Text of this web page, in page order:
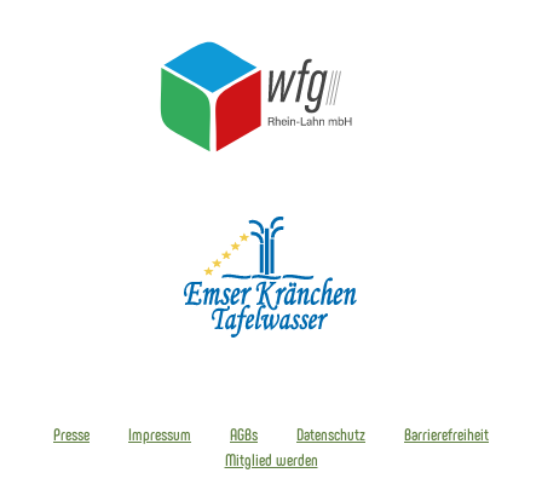
Presse Impressum AGBs Datenschutz
Barrierefreiheit
Mitglied werden